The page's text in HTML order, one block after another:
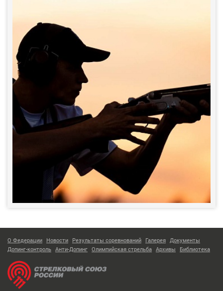
О Федерации Новости Результаты соревнований Галерея Документы
Допинг-контроль Анти-Допинг Олимпийская стрельба Архивы Библиотека